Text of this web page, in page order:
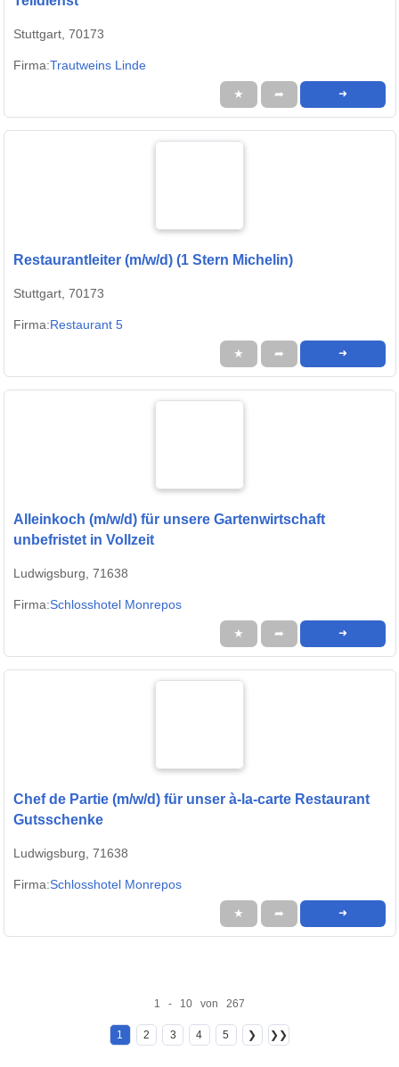
Stuttgart, 70173
Firma:Trautweins Linde
★ ➦ ➜
Restaurantleiter (m/w/d) (1 Stern Michelin)
Stuttgart, 70173
Firma:Restaurant 5
★ ➦ ➜
Alleinkoch (m/w/d) für unsere Gartenwirtschaft
unbefristet in Vollzeit
Ludwigsburg, 71638
Firma:Schlosshotel Monrepos
★ ➦ ➜
Chef de Partie (m/w/d) für unser à-la-carte Restaurant
Gutsschenke
Ludwigsburg, 71638
Firma:Schlosshotel Monrepos
★ ➦ ➜
1 - 10 von 267
1 2 3 4 5 ❯ ❯❯